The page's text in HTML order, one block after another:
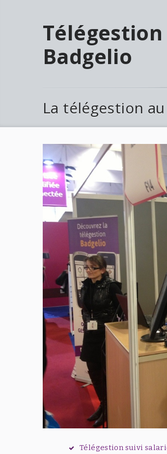
Télégestion
Badgelio
La télégestion
Télégestion suivi